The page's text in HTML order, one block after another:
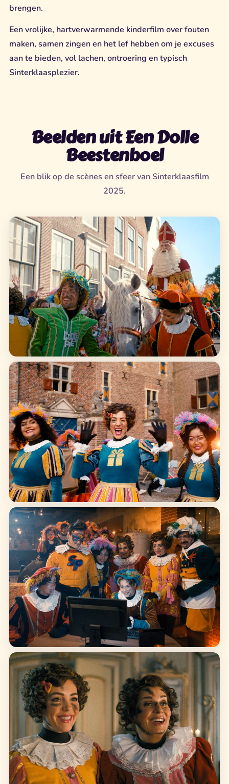
brengen.
Een vrolijke, hartverwarmende kinderfilm over fouten
maken, samen zingen en het lef hebben om je excuses
aan te bieden, vol lachen, ontroering en typisch
Sinterklaasplezier.
Beelden uit Een Dolle
Beestenboel
Een blik op de scènes en sfeer van Sinterklaasfilm
2025.